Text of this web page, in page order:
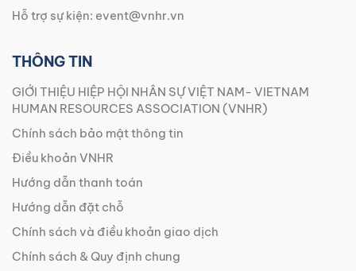
Hỗ trợ sự kiện: event@vnhr.vn
THÔNG TIN
GIỚI THIỆU HIỆP HỘI NHÂN SỰ VIỆT NAM- VIETNAM
HUMAN RESOURCES ASSOCIATION (VNHR)
Chính sách bảo mật thông tin
Điều khoản VNHR
Hướng dẫn thanh toán
Hướng dẫn đặt chỗ
Chính sách và điều khoản giao dịch
Chính sách & Quy định chung